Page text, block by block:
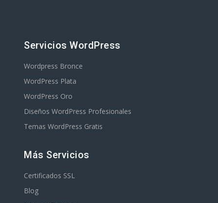
Servicios WordPress
Wordpress Bronce
WordPress Plata
WordPress Oro
Diseños WordPress Profesionales
Temas WordPress Gratis
Más Servicios
Certificados SSL
Blog